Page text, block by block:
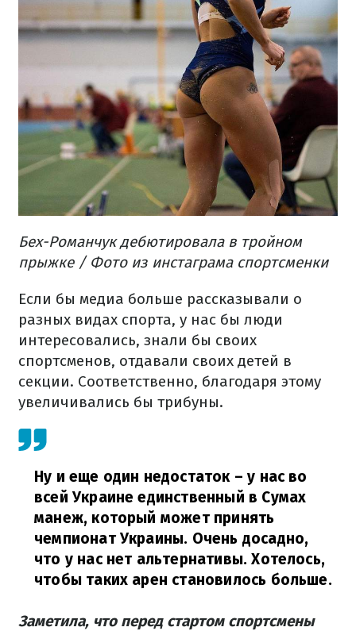
Бех-Романчук дебютировала в тройном
прыжке / Фото из инстаграма спортсменки
Если бы медиа больше рассказывали о
разных видах спорта, у нас бы люди
интересовались, знали бы своих
спортсменов, отдавали своих детей в
секции. Соответственно, благодаря этому
увеличивались бы трибуны.
Ну и еще один недостаток – у нас во
всей Украине единственный в Сумах
манеж, который может принять
чемпионат Украины. Очень досадно,
что у нас нет альтернативы. Хотелось,
чтобы таких арен становилось больше.
Заметила, что перед стартом спортсмены